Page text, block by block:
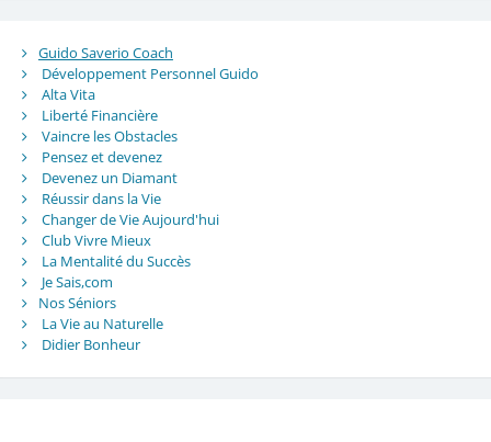
Guido Saverio Coach
Développement Personnel Guido
Alta Vita
Liberté Financière
Vaincre les Obstacles
Pensez et devenez
Devenez un Diamant
Réussir dans la Vie
Changer de Vie Aujourd'hui
Club Vivre Mieux
La Mentalité du Succès
Je Sais,com
Nos Séniors
La Vie au Naturelle
Didier Bonheur